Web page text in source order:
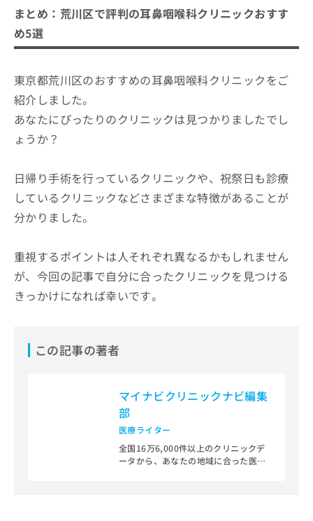
まとめ：荒川区で評判の耳鼻咽喉科クリニックおすす
め5選
東京都荒川区のおすすめの耳鼻咽喉科クリニックをご
紹介しました。
あなたにぴったりのクリニックは見つかりましたでし
ょうか？
日帰り手術を行っているクリニックや、祝祭日も診療
しているクリニックなどさまざまな特徴があることが
分かりました。
重視するポイントは人それぞれ異なるかもしれません
が、今回の記事で自分に合ったクリニックを見つける
きっかけになれば幸いです。
この記事の著者
マイナビクリニックナビ編集
部
医療ライター
全国16万6,000件以上のクリニックデ
ータから、あなたの地域に合った医療